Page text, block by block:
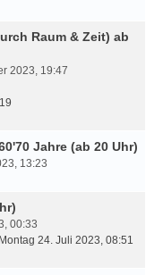
Raum & Zeit) ab
2023, 19:47
Jahre (ab 20 Uhr)
13:23
00:33
Montag 24. Juli 2023, 08:51